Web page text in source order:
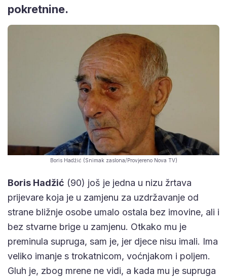
pokretnine.
Boris Hadžić (Snimak zaslona/Provjereno Nova TV)
Boris Hadžić (90) još je jedna u nizu žrtava
prijevare koja je u zamjenu za uzdržavanje od
strane bližnje osobe umalo ostala bez imovine, ali i
bez stvarne brige u zamjenu. Otkako mu je
preminula supruga, sam je, jer djece nisu imali. Ima
veliko imanje s trokatnicom, voćnjakom i poljem.
Gluh je, zbog mrene ne vidi, a kada mu je supruga